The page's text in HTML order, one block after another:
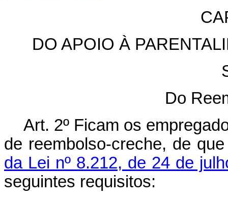
DO APOIO À
Do
Art. 2º Ficam os
de reembolso-creche, de
da Lei nº 8.212, de 24 de
seguintes requisitos: